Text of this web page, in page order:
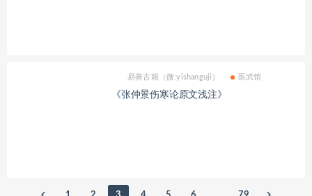
易善古籍（微:yishanguji） 医武馆
《张仲景伤寒论原文浅注》